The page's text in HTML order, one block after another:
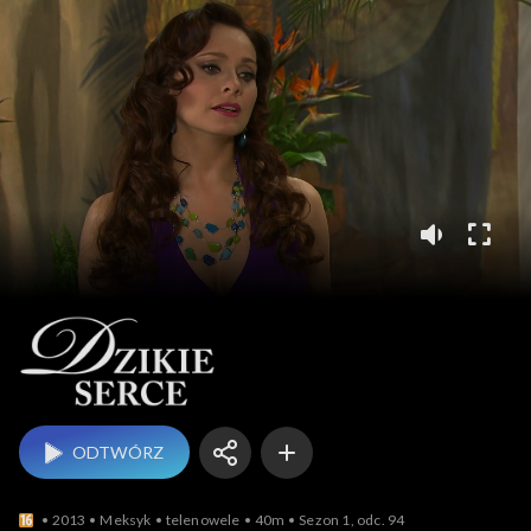
Dzikie serce
ODTWÓRZ
2013 Meksyk telenowele 40m Sezon 1, odc. 94